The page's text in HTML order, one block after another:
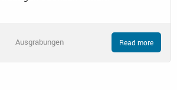
Ausgrabungen Read more